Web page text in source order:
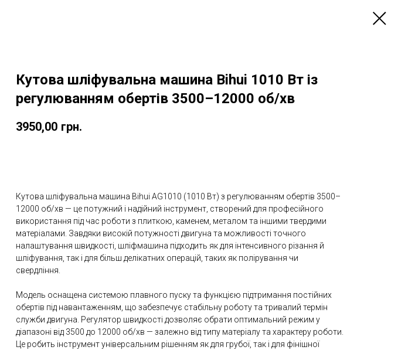
Кутова шліфувальна машина Bihui 1010 Вт із
регулюванням обертів 3500–12000 об/хв
3950,00 грн.
Кутова шліфувальна машина Bihui AG1010 (1010 Вт) з регулюванням обертів 3500–
12000 об/хв — це потужний і надійний інструмент, створений для професійного
використання під час роботи з плиткою, каменем, металом та іншими твердими
матеріалами. Завдяки високій потужності двигуна та можливості точного
налаштування швидкості, шліфмашина підходить як для інтенсивного різання й
шліфування, так і для більш делікатних операцій, таких як полірування чи
свердління.
Модель оснащена системою плавного пуску та функцією підтримання постійних
обертів під навантаженням, що забезпечує стабільну роботу та тривалий термін
служби двигуна. Регулятор швидкості дозволяє обрати оптимальний режим у
діапазоні від 3500 до 12000 об/хв — залежно від типу матеріалу та характеру роботи.
Це робить інструмент універсальним рішенням як для грубої, так і для фінішної